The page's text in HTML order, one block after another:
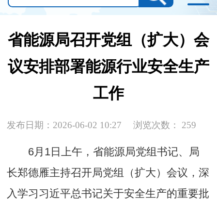
省能源局召开党组（扩大）会
议安排部署能源行业安全生产
工作
发布日期：2026-06-02 10:27 浏览次数： 259
6月1日上午，省能源局党组书记、局
长郑德雁主持召开局党组（扩大）会议，深
入学习习近平总书记关于安全生产的重要批